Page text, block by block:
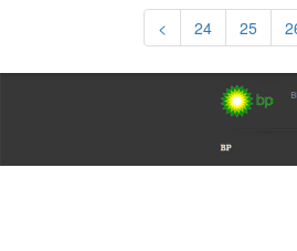
< 24 25